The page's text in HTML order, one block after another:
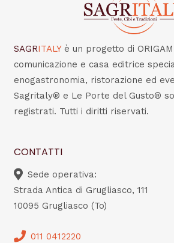
SAGRITALY è un progetto di
comunicazione e casa editrice
enogastronomia, ristorazione ed
Sagritaly® e Le Porte del Gusto®
registrati. Tutti i diritti riservati.
CONTATTI
Sede operativa:
Strada Antica di Grugliasco, 111
10095 Grugliasco (To)
011 0412220